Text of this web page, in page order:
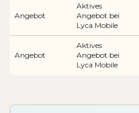
Angebot
Aktives
Angebot bei
Lyca Mobile
Angebot
Aktives
Angebot bei
Lyca Mobile